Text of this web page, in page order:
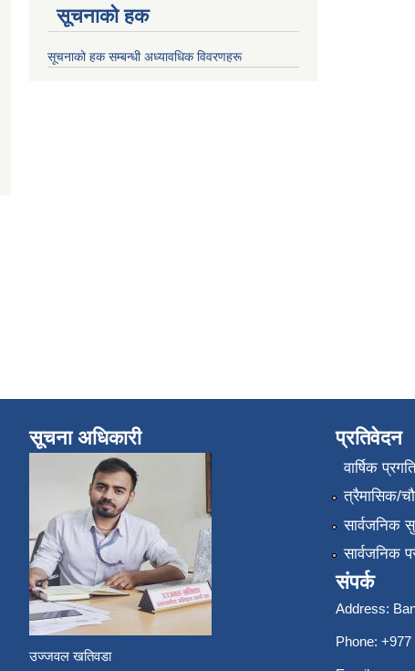
सूचनाको हक
सूचनाको हक सम्बन्धी अध्यावधिक विवरणहरू
सूचना अधिकारी
उज्जवल खतिवडा
प्रतिवेदन
वार्षिक
त्रैमासिक/
सार्वजनिक
सार्वजनिक
संपर्क
Address:
Phone: +977